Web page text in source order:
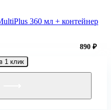
360 мл + контейнер
890 ₽
1 клик